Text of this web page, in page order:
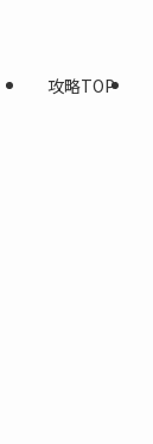
攻略TOP